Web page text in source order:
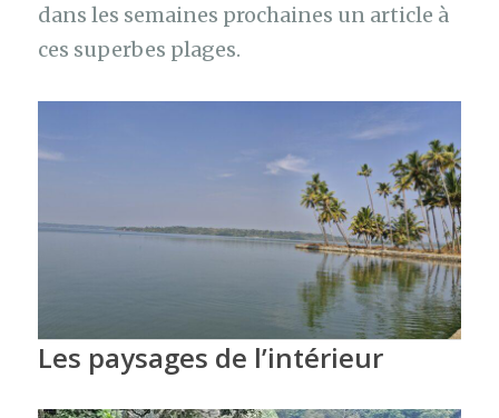
dans les semaines prochaines un article à
ces superbes plages.
Les paysages de l’intérieur